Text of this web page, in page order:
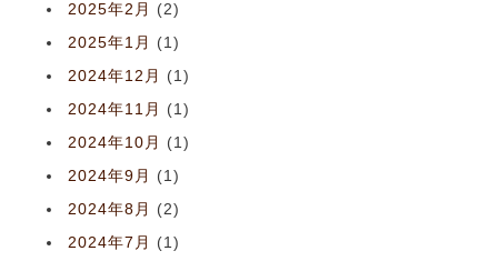
2025年2月
(2)
2025年1月
(1)
2024年12月
(1)
2024年11月
(1)
2024年10月
(1)
2024年9月
(1)
2024年8月
(2)
2024年7月
(1)